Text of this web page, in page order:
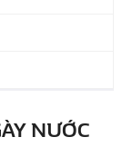
NƯỚC